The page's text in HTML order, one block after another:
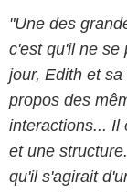
"Une des
c'est qu'il ne se
jour, Edith et
propos des
interactions... Il
et une structure.
qu'il s'agirait